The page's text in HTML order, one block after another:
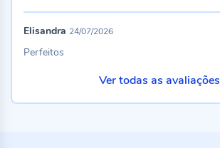
Elisandra 24/07/2026
Perfeitos
Ver todas as avaliações